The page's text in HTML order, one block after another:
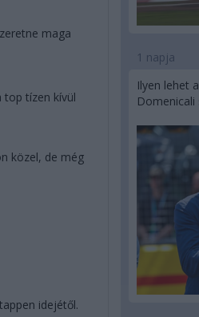
maga
tízen kívül
közel, de még
idejétől.
1 napja
Ilyen lehet
Domenicali